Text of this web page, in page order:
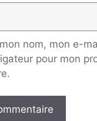
nom, mon e-
pour mon